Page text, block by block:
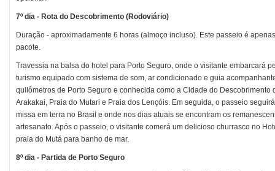
7º dia - Rota do Descobrimento (Rodoviário)
Duração - aproximadamente 6 horas (almoço incluso). Este passeio é
pacote.
Travessia na balsa do hotel para Porto Seguro, onde o visitante embarcará
turismo equipado com sistema de som, ar condicionado e guia
quilômetros de Porto Seguro e conhecida como a Cidade do
Arakakai, Praia do Mutari e Praia dos Lençóis. Em seguida, o passeio
missa em terra no Brasil e onde nos dias atuais se encontram os
artesanato. Após o passeio, o visitante comerá um delicioso churrasco no
praia do Mutá para banho de mar.
8º dia - Partida de Porto Seguro